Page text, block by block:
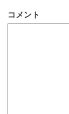
コメント